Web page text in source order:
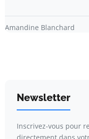
Amandine Blanchard
Newsletter
Inscrivez-vous pour